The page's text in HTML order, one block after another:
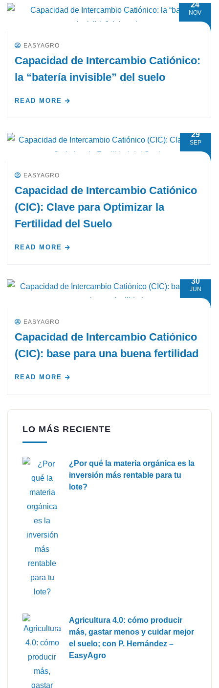
24
NOV
EASYAGRO
Capacidad de Intercambio Catiónico:
la “batería invisible” del suelo
READ MORE
29
SEP
EASYAGRO
Capacidad de Intercambio Catiónico
(CIC): Clave para Optimizar la
Fertilidad del Suelo
READ MORE
30
JUN
EASYAGRO
Capacidad de Intercambio Catiónico
(CIC): base para una buena fertilidad
READ MORE
LO MÁS RECIENTE
¿Por qué la materia orgánica es la
inversión más rentable para tu
lote?
Agricultura 4.0: cómo producir
más, gastar menos y cuidar mejor
el suelo; con P. Hernández –
EasyAgro